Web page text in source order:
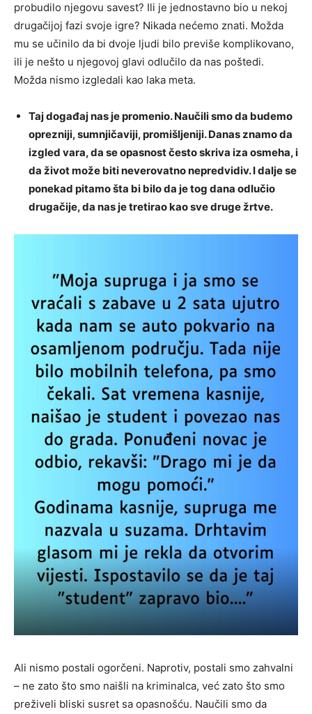
probudilo njegovu savest? Ili je jednostavno bio u nekoj
drugačijoj fazi svoje igre? Nikada nećemo znati. Možda
mu se učinilo da bi dvoje ljudi bilo previše komplikovano,
ili je nešto u njegovoj glavi odlučilo da nas poštedi.
Možda nismo izgledali kao laka meta.
Taj događaj nas je promenio. Naučili smo da budemo
oprezniji, sumnjičaviji, promišljeniji. Danas znamo da
izgled vara, da se opasnost često skriva iza osmeha, i
da život može biti neverovatno nepredvidiv. I dalje se
ponekad pitamo šta bi bilo da je tog dana odlučio
drugačije, da nas je tretirao kao sve druge žrtve.
Ali nismo postali ogorčeni. Naprotiv, postali smo zahvalni
– ne zato što smo naišli na kriminalca, već zato što smo
preživeli bliski susret sa opasnošću. Naučili smo da